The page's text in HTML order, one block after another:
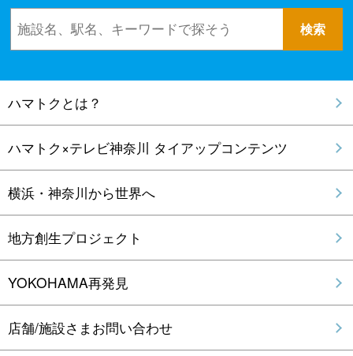
ハマトクとは？
ハマトク×テレビ神奈川 タイアップコンテンツ
横浜・神奈川から世界へ
地方創生プロジェクト
YOKOHAMA再発見
店舗/施設さまお問い合わせ